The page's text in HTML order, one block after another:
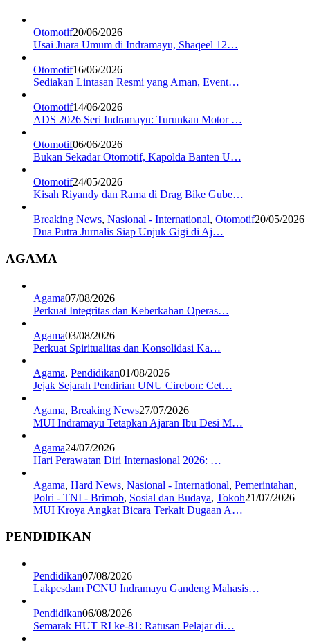
Otomotif20/06/2026
Usai Juara Umum di Indramayu, Shaqeel 12…
Otomotif16/06/2026
Sediakan Lintasan Resmi yang Aman, Event…
Otomotif14/06/2026
ADS 2026 Seri Indramayu: Turunkan Motor …
Otomotif06/06/2026
Bukan Sekadar Otomotif, Kapolda Banten U…
Otomotif24/05/2026
Kisah Riyandy dan Rama di Drag Bike Gube…
Breaking News, Nasional - International, Otomotif20/05/2026
Dua Putra Jurnalis Siap Unjuk Gigi di Aj…
AGAMA
Agama07/08/2026
Perkuat Integritas dan Keberkahan Operas…
Agama03/08/2026
Perkuat Spiritualitas dan Konsolidasi Ka…
Agama, Pendidikan01/08/2026
Jejak Sejarah Pendirian UNU Cirebon: Cet…
Agama, Breaking News27/07/2026
MUI Indramayu Tetapkan Ajaran Ibu Desi M…
Agama24/07/2026
Hari Perawatan Diri Internasional 2026: …
Agama, Hard News, Nasional - International, Pemerintahan,
Polri - TNI - Brimob, Sosial dan Budaya, Tokoh21/07/2026
MUI Kroya Angkat Bicara Terkait Dugaan A…
PENDIDIKAN
Pendidikan07/08/2026
Lakpesdam PCNU Indramayu Gandeng Mahasis…
Pendidikan06/08/2026
Semarak HUT RI ke-81: Ratusan Pelajar di…